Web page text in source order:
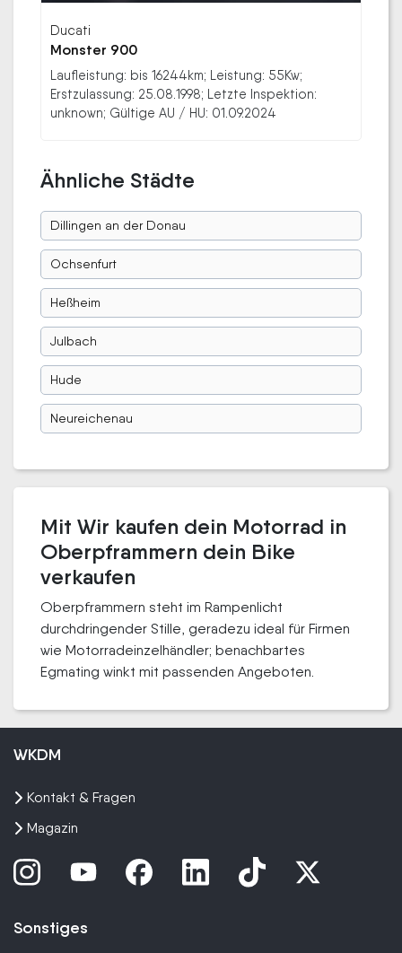
Ducati
Monster 900
Laufleistung: bis 16244km; Leistung: 55Kw;
Erstzulassung: 25.08.1998; Letzte Inspektion:
unknown; Gültige AU / HU: 01.09.2024
Ähnliche Städte
Dillingen an der Donau
Ochsenfurt
Heßheim
Julbach
Hude
Neureichenau
Mit Wir kaufen dein Motorrad in
Oberpframmern dein Bike
verkaufen
Oberpframmern steht im Rampenlicht
durchdringender Stille, geradezu ideal für Firmen
wie Motorradeinzelhändler; benachbartes
Egmating winkt mit passenden Angeboten.
WKDM
Kontakt & Fragen
Magazin
Sonstiges